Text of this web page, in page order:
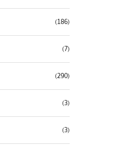
(186)
(7)
(290)
(3)
(3)